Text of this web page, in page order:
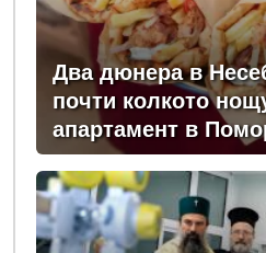
Два дюнера в
почти колкото
апартамент в